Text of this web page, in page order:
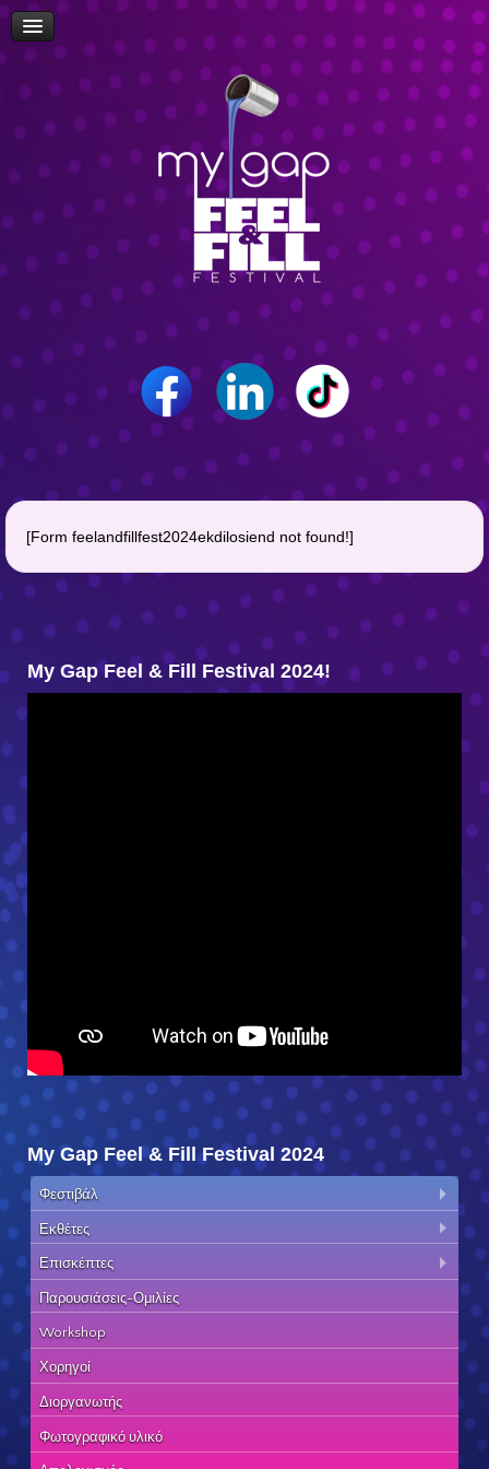
Πρόσβαση
Δώρα-Διαγωνισμοί
Δήλωση Συμμετοχής Επισκεπτών
Επίσκεψη Σχολείων/Σχολών
Ομιλίες
Επικοινωνία
Career Path Youth
[Form feelandfillfest2024ekdilosiend not found!]
My Gap Feel & Fill Festival 2024!
My Gap Feel & Fill Festival 2024
Φεστιβάλ
Εκθέτες
Επισκέπτες
Παρουσιάσεις-Ομιλίες
Workshop
Χορηγοί
Διοργανωτής
Φωτογραφικό υλικό